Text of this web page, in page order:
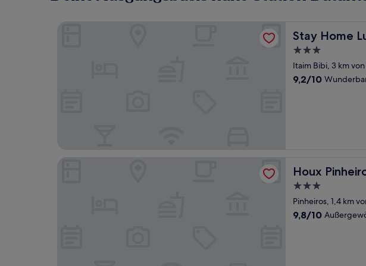
Stay Home
Stay Home Luxo
3.0-
Sterne-
Unterkunft
Itaim Bibi, 3 km
9.2
9,2/10
Houx
Houx Pinheiros
3.0-
Sterne-
Unterkunft
Pinheiros, 1,4 km
9.8
9,8/10